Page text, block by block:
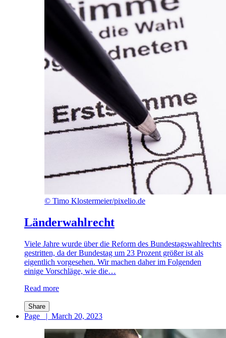
© Timo Klostermeier/pixelio.de
Länderwahlrecht
Viele Jahre wurde über die Reform des Bundestagswahlrechts
gestritten, da der Bundestag um 23 Prozent größer ist als
eigentlich vorgesehen. Wir machen daher im Folgenden
einige Vorschläge, wie die…
Read more
Share
Page | March 20, 2023